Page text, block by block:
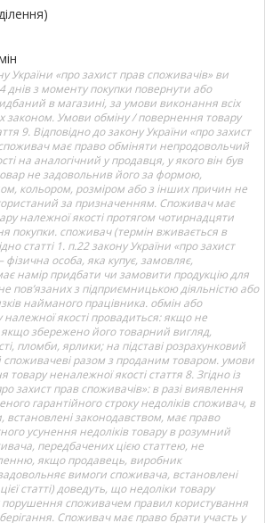
України «про захист прав споживачів» ви
днів з моменту покупки повернути або
в магазині, за умови виконання всіх
законом. Умови обміну / повернення товару
9. Відповідно до закону України «про захист
має право обміняти непродовольчий
на аналогічний у продавця, у якого він був
не задовольнив його за формою,
кольором, розміром або з інших причин не
за призначенням. Споживач має
належної якості протягом чотирнадцяти
покупки. споживач (термін вживається в
статті 1. п.22 закону України «про захист
фізична особа, яка купує, замовляє,
намір придбати чи замовити продукцію для
пов’язаних з підприємницькою діяльністю або
найманого працівника. обмін або
якості провадиться: якщо не
збережено його товарний вигляд,
пломби, ярлики; на підставі розрахунковий
разом з проданим товаром. умови
неналежної якості стаття 8. Згідно із
захист прав споживачів»: в разі виявлення
гарантійного строку недоліків споживач, в
встановлені законодавством, має право
усунення недоліків товару в розумний
передбачених цією статтею, не
якщо продавець, виробник
вимоги споживача, встановлені
статті) доведуть, що недоліки товару
порушення споживачем правил користування
Споживач має право брати участь у